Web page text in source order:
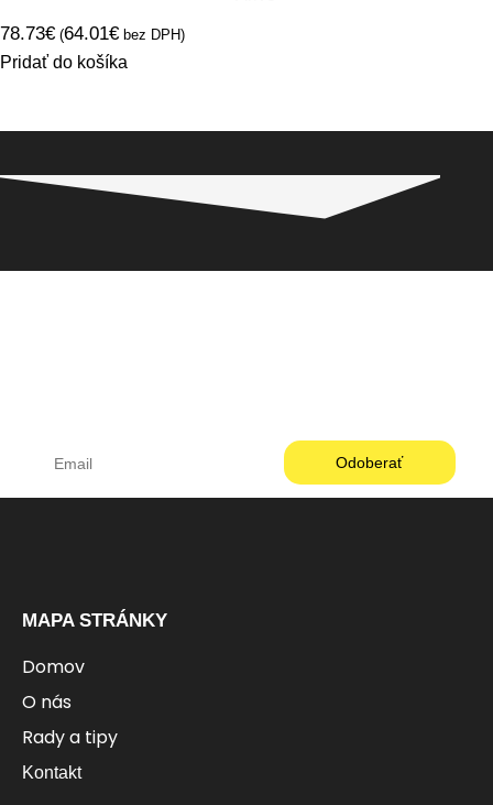
78.73€ (64.01€ bez DPH)
Pridať do košíka
MAPA STRÁNKY
Domov
O nás
Rady a tipy
Kontakt